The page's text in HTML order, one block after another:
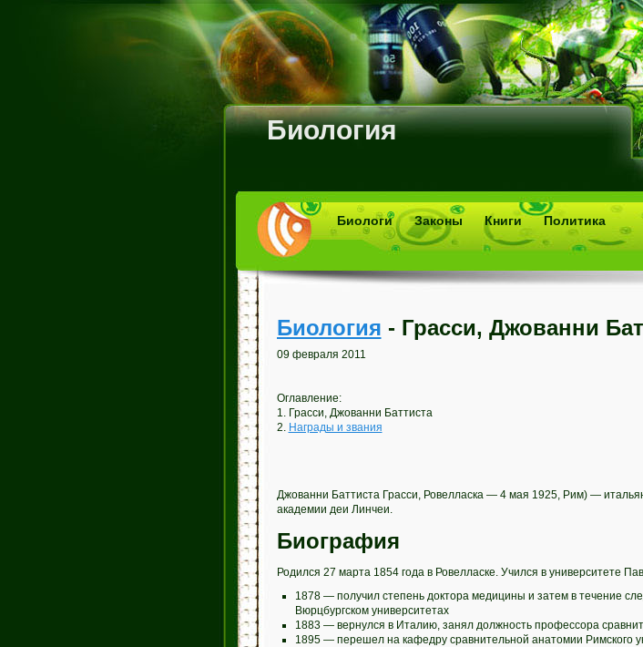
Биология
Биологи Законы Книги Политика
Биология - Грасси, Джованни
09 февраля 2011
Оглавление:
1. Грасси, Джованни Баттиста
2. Награды и звания
Джованни Баттиста Грасси, Ровелласка — 4 мая 1925, Рим) —
академии деи Линчеи.
Биография
Родился 27 марта 1854 года в Ровелласке. Учился в университете
1878 — получил степень доктора медицины и затем в течение
Вюрцбургском университетах
1883 — вернулся в Италию, занял должность профессора
1895 — перешел на кафедру сравнительной анатомии Римского